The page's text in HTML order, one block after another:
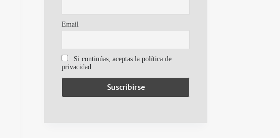
Email
Si continúas, aceptas la política de
privacidad